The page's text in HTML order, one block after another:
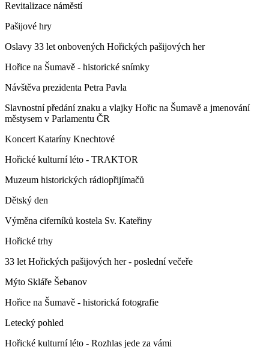
Revitalizace náměstí
Pašijové hry
Oslavy 33 let onbovených Hořických pašijových her
Hořice na Šumavě - historické snímky
Návštěva prezidenta Petra Pavla
Slavnostní předání znaku a vlajky Hořic na Šumavě a jmenování
městysem v Parlamentu ČR
Koncert Kataríny Knechtové
Hořické kulturní léto - TRAKTOR
Muzeum historických rádiopřijímačů
Dětský den
Výměna ciferníků kostela Sv. Kateřiny
Hořické trhy
33 let Hořických pašijových her - poslední večeře
Mýto Skláře Šebanov
Hořice na Šumavě - historická fotografie
Letecký pohled
Hořické kulturní léto - Rozhlas jede za vámi